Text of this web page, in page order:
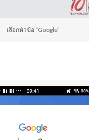
เลือกหัวข้อ “Google”